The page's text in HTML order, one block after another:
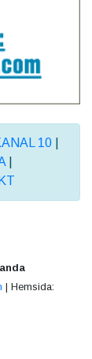
10|
|
| Hemsida: